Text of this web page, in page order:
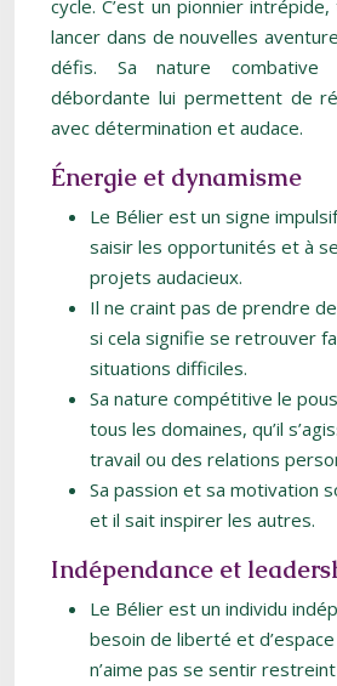
cycle. C’est un pionnier
lancer dans de nouvelles
défis. Sa nature
débordante lui permettent de
avec détermination et audace.
Énergie et dynamisme
Le Bélier est un signe
saisir les opportunités et à
projets audacieux.
Il ne craint pas de prendre
si cela signifie se retrouver
situations difficiles.
Sa nature compétitive le
tous les domaines, qu’il
travail ou des relations
Sa passion et sa motivation
et il sait inspirer les autres.
Indépendance et
Le Bélier est un individu
besoin de liberté et d’espace
n’aime pas se sentir